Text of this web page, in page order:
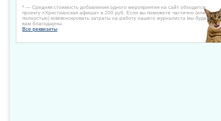
* — Средняя стоимость добавления одного мероприятия на сайт обходится
проекту «Христианская афиша» в 200 руб. Если вы поможете частично (или
полностью) компенсировать затраты на работу нашего журналиста мы будем
вам благодарны.
Все реквизиты